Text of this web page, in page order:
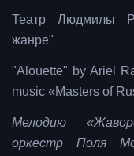
Театр Людмилы
жанре"
"Alouette" by Ariel
music «Masters of
Мелодию
оркестр Поля